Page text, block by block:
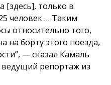
[здесь], только в
человек … Таким
относительно того,
на борту этого поезда,
— сказал Камаль
репортаж из